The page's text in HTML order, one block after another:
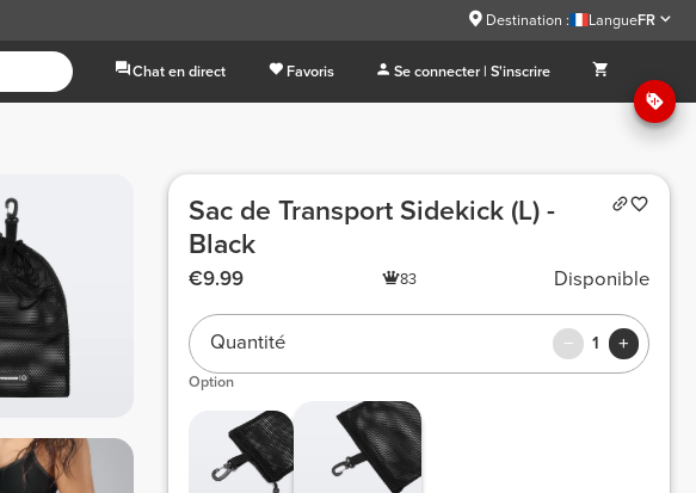
Destination : LangueFR
Chat en direct Favoris Se connecter | S'inscrire
Sac de Transport Sidekick (L) -
Black
€9.99 83 Disponible
Quantité 1
Option